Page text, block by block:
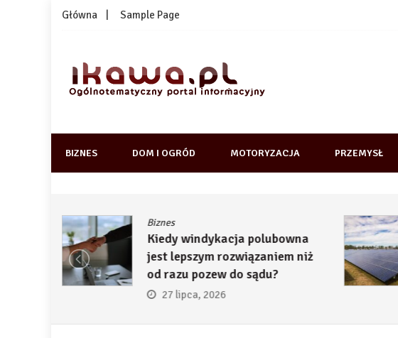
Skip
Główna Sample Page
1kawa.pl
BIZNES DOM I OGRÓD MOTORYZACJA PRZEMYSŁ
Biznes
Kiedy windykacja polubowna
jest lepszym rozwiązaniem niż
od razu pozew do sądu?
27 lipca, 2026